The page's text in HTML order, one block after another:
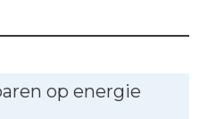
op energie